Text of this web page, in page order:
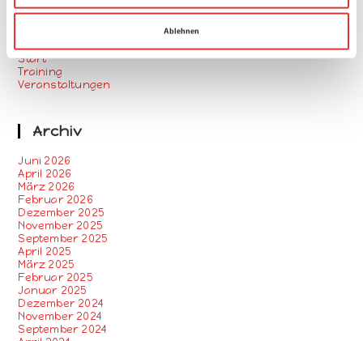
Ablehnen
Allgemein
Rennsport
Start
Training
Veranstaltungen
Archiv
Juni 2026
April 2026
März 2026
Februar 2026
Dezember 2025
November 2025
September 2025
April 2025
März 2025
Februar 2025
Januar 2025
Dezember 2024
November 2024
September 2024